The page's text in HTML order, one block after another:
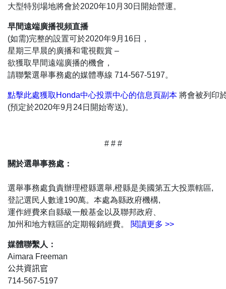
大型特別場地將會於2020年10月30日開始營運。
早間遠端廣播視頻直播
(如需)完整的設置可於2020年9月16日，
星期三早晨的廣播和電視觀賞 –
欲獲取早間遠端廣播的機會，
請聯繫選舉事務處的媒體專線 714-567-5197。
點擊此處獲取Honda中心投票中心的信息頁副本 將會被列印
(預定於2020年9月24日開始寄送)。
# # #
關於選舉事務處：
選舉事務處負責辦理橙縣選舉,橙縣是美國第五大投票轄區,
登記選民人數達190萬。本處為縣政府機構,
運作經費來自縣級一般基金以及聯邦政府、
加州和地方轄區的定期報銷經費。 閱讀更多 >>
媒體聯繫人：
Aimara Freeman
公共資訊官
714-567-5197